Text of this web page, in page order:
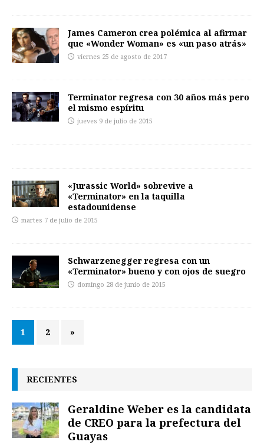
James Cameron crea polémica al afirmar
que «Wonder Woman» es «un paso atrás»
viernes 25 de agosto de 2017
Terminator regresa con 30 años más pero
el mismo espíritu
jueves 9 de julio de 2015
«Jurassic World» sobrevive a
«Terminator» en la taquilla
estadounidense
martes 7 de julio de 2015
Schwarzenegger regresa con un
«Terminator» bueno y con ojos de suegro
domingo 28 de junio de 2015
1 2 »
RECIENTES
Geraldine Weber es la candidata
de CREO para la prefectura del
Guayas